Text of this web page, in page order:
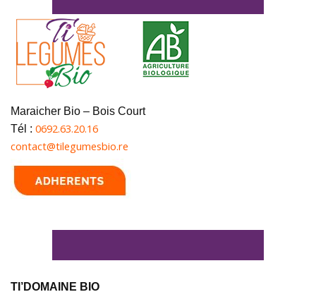
Maraicher Bio – Bois Court
Tél : 0692.63.20.16
contact@tilegumesbio.re
TI’DOMAINE BIO